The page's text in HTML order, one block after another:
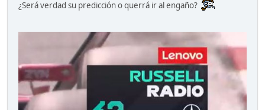
¿Será verdad su predicción o querrá ir al engaño?